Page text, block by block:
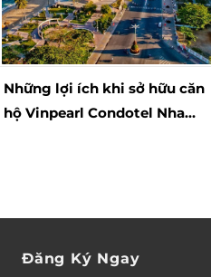
Những lợi ích khi sở hữu căn
hộ Vinpearl Condotel Nha
Đăng Ký Ngay